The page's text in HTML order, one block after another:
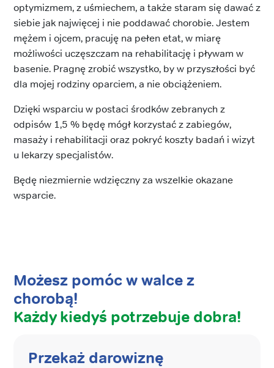
optymizmem, z uśmiechem, a także staram się dawać z
siebie jak najwięcej i nie poddawać chorobie. Jestem
mężem i ojcem, pracuję na pełen etat, w miarę
możliwości uczęszczam na rehabilitację i pływam w
basenie. Pragnę zrobić wszystko, by w przyszłości być
dla mojej rodziny oparciem, a nie obciążeniem.
Dzięki wsparciu w postaci środków zebranych z
odpisów 1,5 % będę mógł korzystać z zabiegów,
masaży i rehabilitacji oraz pokryć koszty badań i wizyt
u lekarzy specjalistów.
Będę niezmiernie wdzięczny za wszelkie okazane
wsparcie.
Możesz pomóc w walce z
chorobą!
Każdy kiedyś potrzebuje dobra!
Przekaż darowiznę